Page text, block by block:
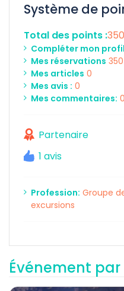
Système de
Total des points :350
Compléter mon
Mes réservations 350
Mes articles 0
Mes avis : 0
Mes commentaires: 0
Partenaire
1 avis
Profession: Groupe
excursions
Événement